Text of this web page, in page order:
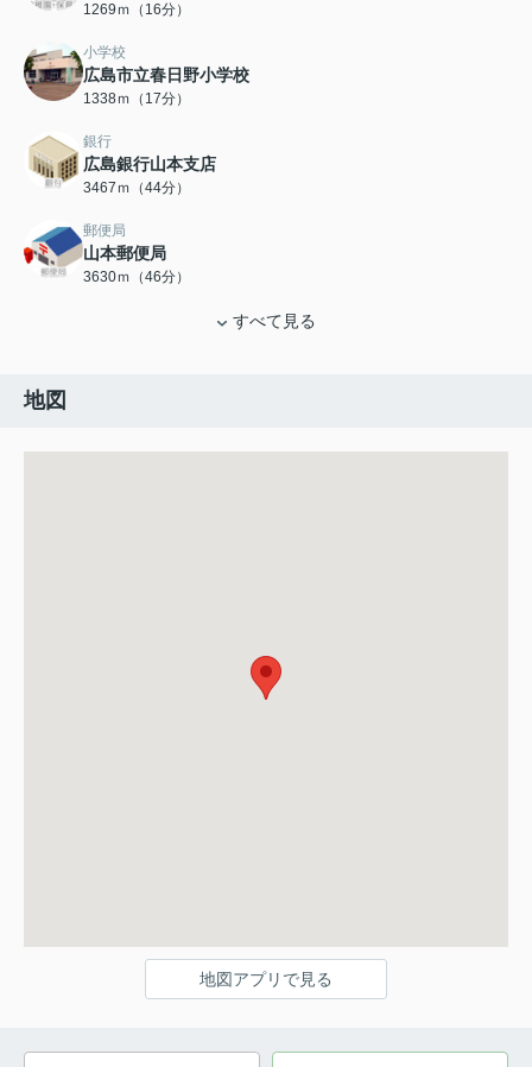
1269ｍ（16分）
小学校
広島市立春日野小学校
1338ｍ（17分）
銀行
広島銀行山本支店
3467ｍ（44分）
郵便局
山本郵便局
3630ｍ（46分）
すべて見る
地図
地図アプリで見る